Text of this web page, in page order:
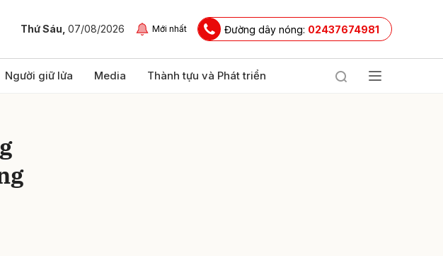
Thứ Sáu, 07/08/2026 Mới nhất Đường dây nóng: 02437674981
Người giữ lửa Media Thành tựu và Phát triển